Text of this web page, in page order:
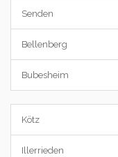
Senden
Bellenberg
Bubesheim
Kötz
Illerrieden